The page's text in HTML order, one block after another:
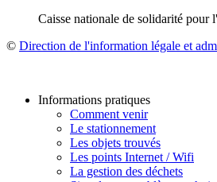
Caisse nationale de solidarité
© Direction de l'information légale et
Informations pratiques
Comment venir
Le stationnement
Les objets trouvés
Les points Internet / Wifi
La gestion des déchets